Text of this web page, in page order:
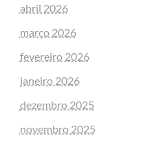
abril 2026
março 2026
fevereiro 2026
janeiro 2026
dezembro 2025
novembro 2025